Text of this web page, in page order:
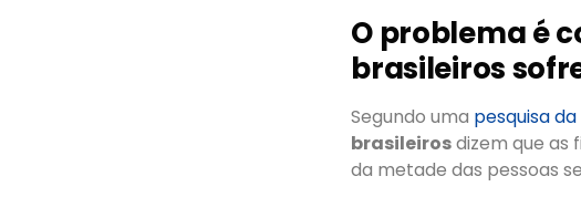
O problema é
brasileiros
Segundo uma pesquisa da
brasileirosdizem que as
da metade das pessoas